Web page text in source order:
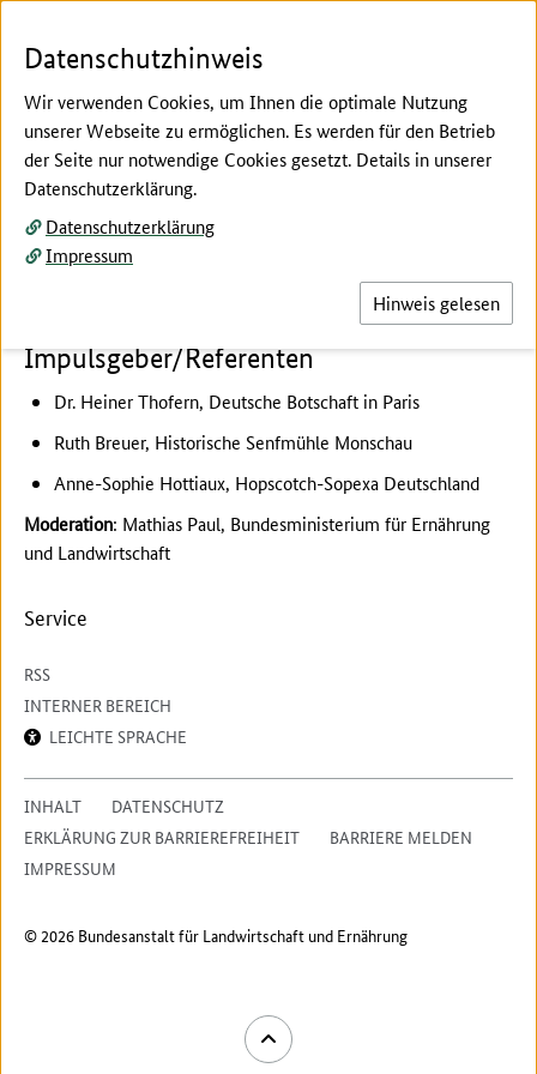
Hier beginnt der Hauptinhalt dieser Seite
Länderforum Frankreich
Länder-/Themenforen (nachmittags)
Impulsgeber/Referenten
Dr. Heiner Thofern, Deutsche Botschaft in Paris
Ruth Breuer, Historische Senfmühle Monschau
Anne-Sophie Hottiaux, Hopscotch-Sopexa Deutschland
Moderation: Mathias Paul, Bundesministerium für Ernährung
und Landwirtschaft
Service
RSS
INTERNER BEREICH
LEICHTE SPRACHE
INHALT
DATENSCHUTZ
ERKLÄRUNG ZUR BARRIEREFREIHEIT
BARRIERE MELDEN
IMPRESSUM
© 2026 Bundesanstalt für Landwirtschaft und Ernährung
Datenschutzhinweis
Wir verwenden Cookies, um Ihnen die optimale Nutzung
unserer Webseite zu ermöglichen. Es werden für den Betrieb
der Seite nur notwendige Cookies gesetzt. Details in unserer
Datenschutzerklärung.
Datenschutzerklärung
Impressum
Hinweis gelesen